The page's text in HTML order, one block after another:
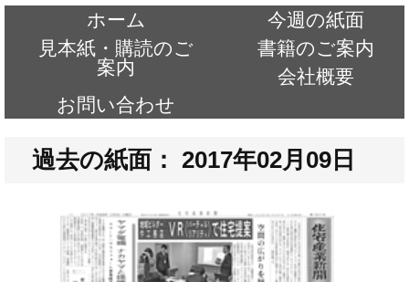
ホーム
今週の紙面
見本紙・購読のご
案内
書籍のご案内
会社概要
お問い合わせ
過去の紙面： 2017年02月09日